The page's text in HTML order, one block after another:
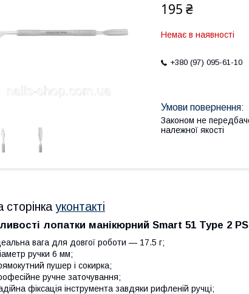
195 ₴
Немає в наявності
+380 (97) 095-61-10
Законом не
належної якості
уконтакті
лопатки манікюрний Smart 51 Type 2
вага для довгої роботи — 17.5 г;
ручки 6 мм;
пушер і сокирка;
ручне заточування;
фіксація інструмента завдяки рифленій ручці;